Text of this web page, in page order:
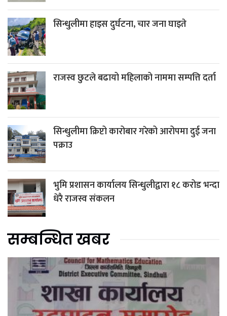
सिन्धुलीमा हाइस दुर्घटना, चार जना घाइते
राजस्व छुटले बढायो महिलाको नाममा सम्पत्ति दर्ता
सिन्धुलीमा क्रिप्टो कारोबार गरेको आरोपमा दुई जना
पक्राउ
भुमि प्रशासन कार्यालय सिन्धुलीद्वारा १८ करोड भन्दा
धेरै राजस्व संकलन
सम्बन्धित खबर